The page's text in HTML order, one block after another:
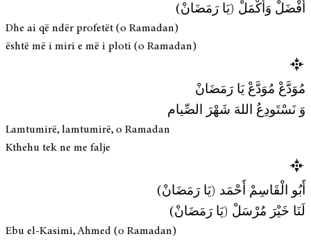
أَفْضَلْ وَأَكْمَلْ (يَا رَمَضَانْ)
Dhe ai që ndër profetët (o Ramadan)
është më i miri e më i ploti (o Ramadan)
مُوَدَّعْ مُوَدَّعْ يَا رَمَضَانْ
وَ نَسْتَودِعُ اللهَ شَهْرَ الصِّيام
Lamtumirë, lamtumirë, o Ramadan
Kthehu tek ne me falje
أَبُو الْقَاسِمْ أَحْمَد (يَا رَمَضَانْ)
لَنَا خَيْرَ مُرْسَلْ (يَا رَمَضَانْ)
Ebu el-Kasimi, Ahmed (o Ramadan)